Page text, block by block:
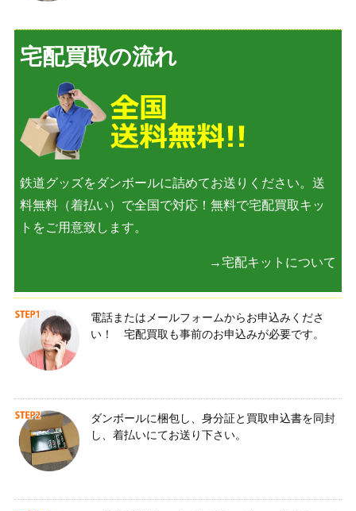
宅配買取の流れ
鉄道グッズをダンボールに詰めてお送りください。送
料無料（着払い）で全国で対応！無料で宅配買取キッ
トをご用意致します。
→宅配キットについて
電話またはメールフォームからお申込みくださ
い！ 宅配買取も事前のお申込みが必要です。
ダンボールに梱包し、身分証と買取申込書を同封
し、着払いにてお送り下さい。